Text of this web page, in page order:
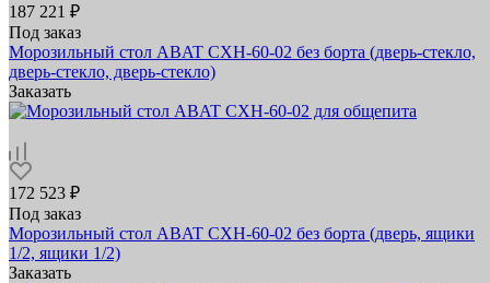
187 221 ₽
Под заказ
Морозильный стол ABAT СХН-60-02 без борта (дверь-стекло,
дверь-стекло, дверь-стекло)
Заказать
172 523 ₽
Под заказ
Морозильный стол ABAT СХН-60-02 без борта (дверь, ящики
1/2, ящики 1/2)
Заказать